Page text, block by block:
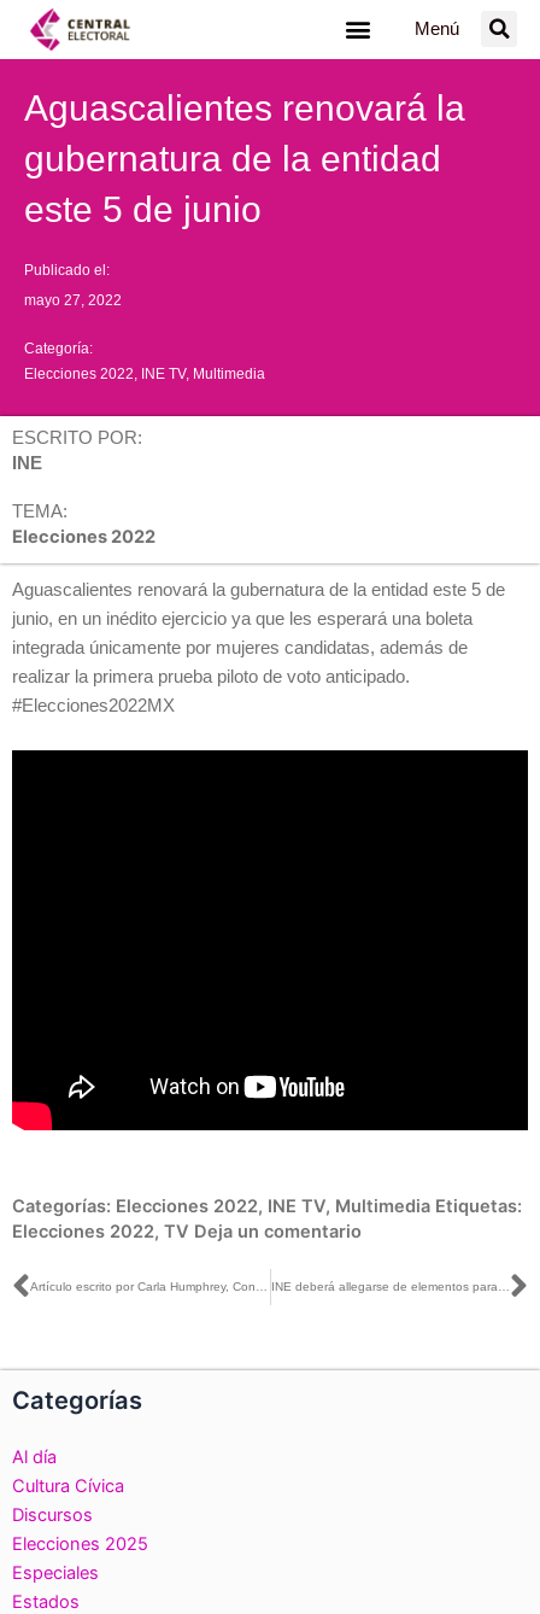
Menú
Aguascalientes renovará la
gubernatura de la entidad
este 5 de junio
Publicado el:
mayo 27, 2022
Categoría:
Elecciones 2022 INE TV, Multimedia
ESCRITO POR:
INE
TEMA:
Elecciones 2022
Aguascalientes renovará la gubernatura de la entidad este 5 de
junio, en un inédito ejercicio ya que les esperará una boleta
integrada únicamente por mujeres candidatas, además de
realizar la primera prueba piloto de voto anticipado.
#Elecciones2022MX
Categorías: Elecciones 2022, INE TV, Multimedia Etiquetas:
Elecciones 2022, TV Deja un comentario
Ant
Categorías
Al día
Cultura Cívica
Discursos
Elecciones 2025
Especiales
Estados